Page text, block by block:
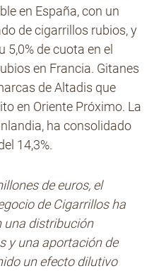
en España, con un
de cigarrillos rubios, y
de cuota en el
en Francia. Gitanes
de Altadis que
en Oriente Próximo. La
ha consolidado
14,3%.
de euros, el
de Cigarrillos ha
una distribución
y una aportación de
un efecto dilutivo